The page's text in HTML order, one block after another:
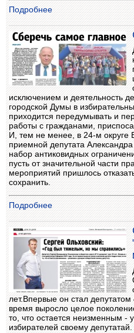
Подробнее
исключением и деятельность
городской Думы в
приходится передумывать и
работы с гражданами,
И, тем не менее, в 24-м округе
приемной депутата
набор антиковидных
пусть от значительной части
мероприятий пришлось
сохранить.
Подробнее
лет.Впервые он стал
время выросло целое
то, что остается неизменным -
избирателей своему депутатай.